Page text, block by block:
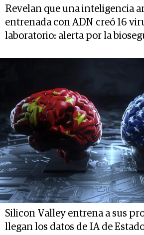
Revelan que una inteligencia
entrenada con ADN creó 16
laboratorio: alerta por la
Silicon Valley entrena a sus
llegan los datos de IA de